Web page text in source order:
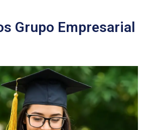
Grupo Empresarial